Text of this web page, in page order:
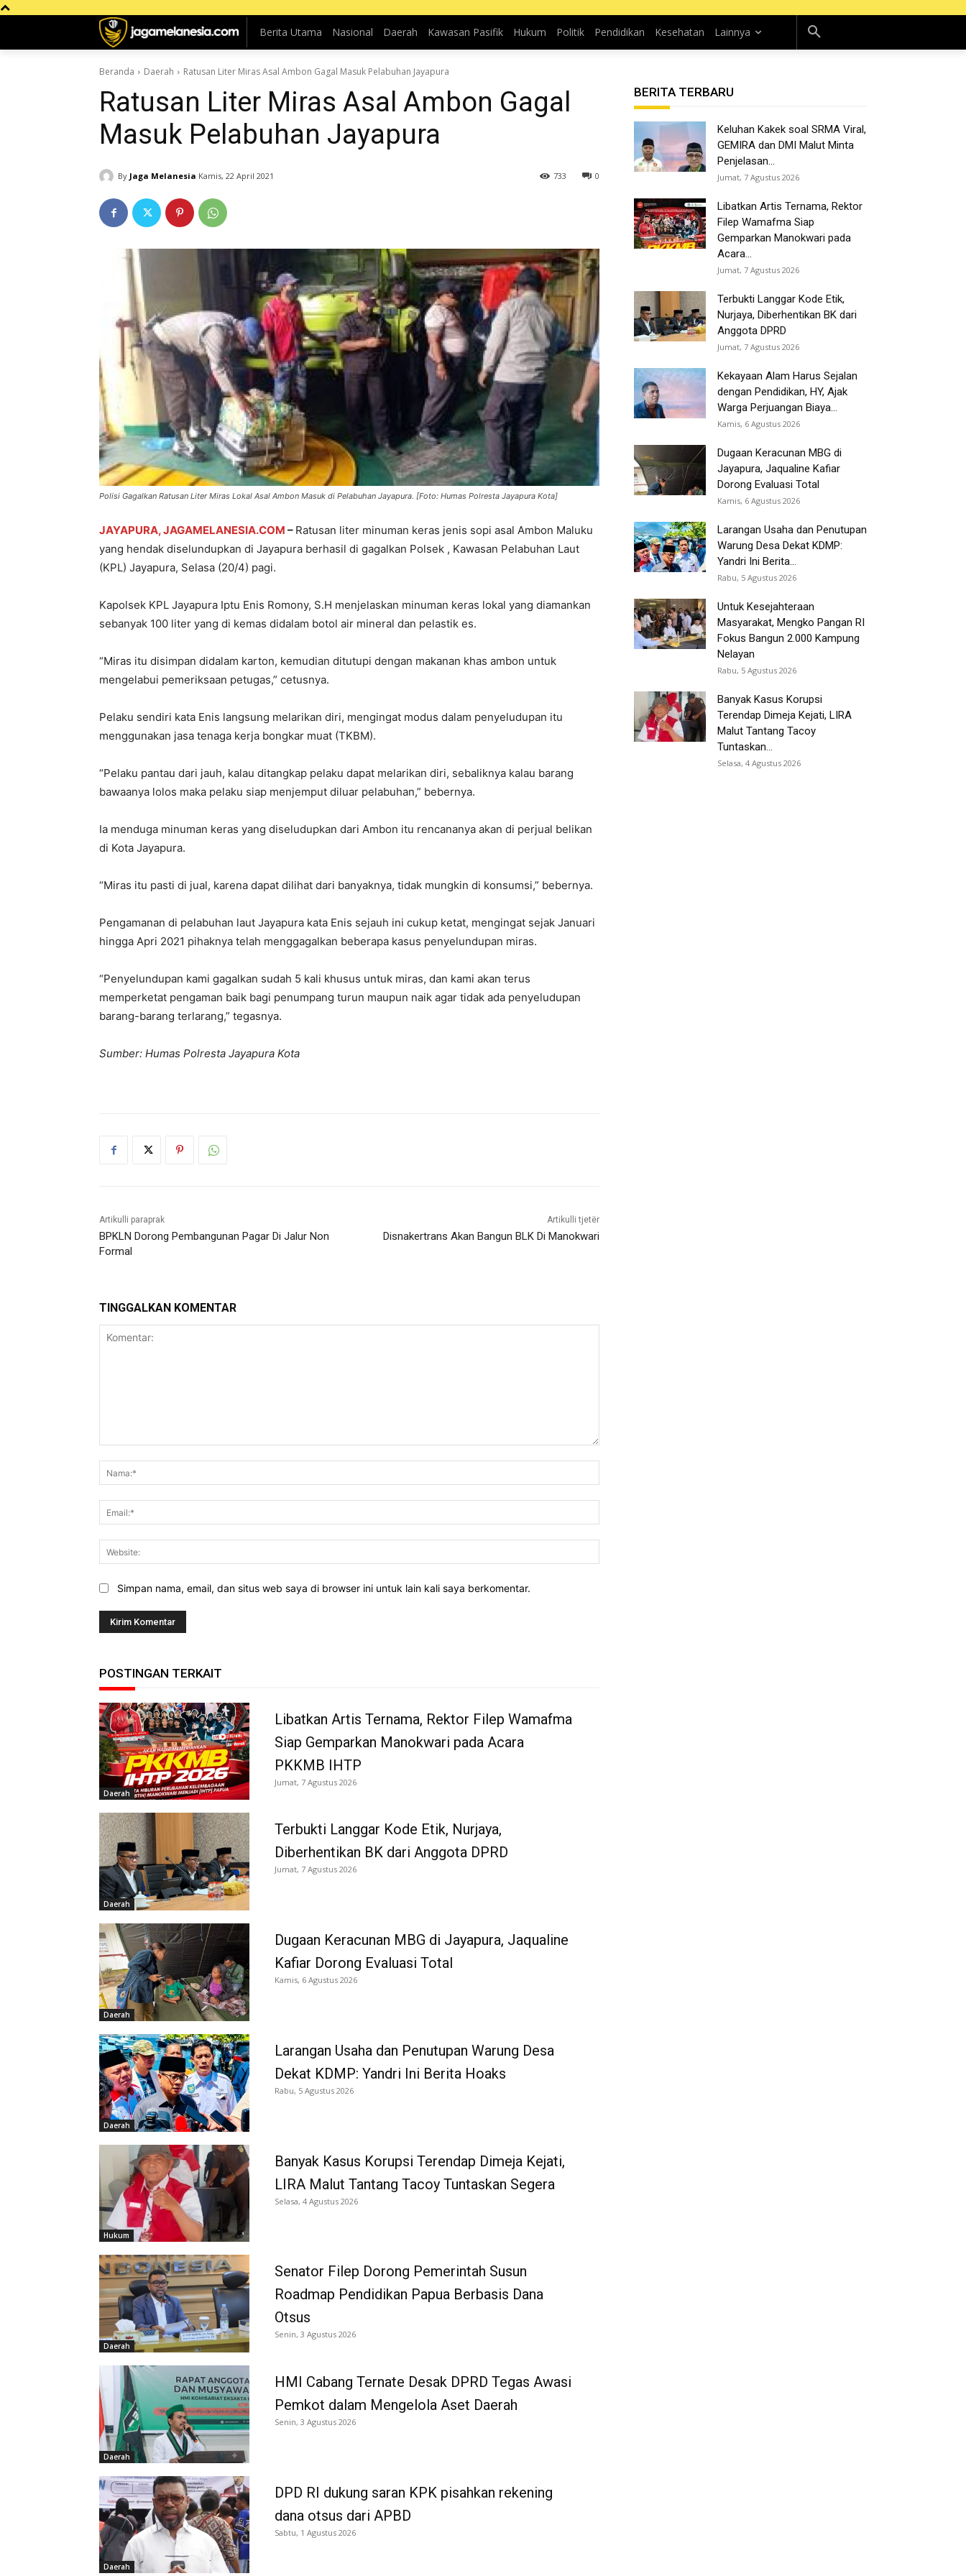
Berita Utama Nasional Daerah Kawasan Pasifik Hukum Politik Pendidikan Kesehatan Lainnya
Beranda Daerah Ratusan Liter Miras Asal Ambon Gagal Masuk Pelabuhan Jayapura
Ratusan Liter Miras Asal Ambon Gagal
Masuk Pelabuhan Jayapura
By Jaga Melanesia Kamis, 22 April 2021 0
733
Polisi Gagalkan Ratusan Liter Miras Lokal Asal Ambon Masuk di Pelabuhan Jayapura. [Foto: Humas Polresta Jayapura Kota]
JAYAPURA, JAGAMELANESIA.COM – Ratusan liter minuman keras jenis sopi asal Ambon Maluku
yang hendak diselundupkan di Jayapura berhasil di gagalkan Polsek , Kawasan Pelabuhan Laut
(KPL) Jayapura, Selasa (20/4) pagi.
Kapolsek KPL Jayapura Iptu Enis Romony, S.H menjelaskan minuman keras lokal yang diamankan
sebanyak 100 liter yang di kemas didalam botol air mineral dan pelastik es.
“Miras itu disimpan didalam karton, kemudian ditutupi dengan makanan khas ambon untuk
mengelabui pemeriksaan petugas,” cetusnya.
Pelaku sendiri kata Enis langsung melarikan diri, mengingat modus dalam penyeludupan itu
menggunakan jasa tenaga kerja bongkar muat (TKBM).
“Pelaku pantau dari jauh, kalau ditangkap pelaku dapat melarikan diri, sebaliknya kalau barang
bawaanya lolos maka pelaku siap menjemput diluar pelabuhan,” bebernya.
Ia menduga minuman keras yang diseludupkan dari Ambon itu rencananya akan di perjual belikan
di Kota Jayapura.
“Miras itu pasti di jual, karena dapat dilihat dari banyaknya, tidak mungkin di konsumsi,” bebernya.
Pengamanan di pelabuhan laut Jayapura kata Enis sejauh ini cukup ketat, mengingat sejak Januari
hingga Apri 2021 pihaknya telah menggagalkan beberapa kasus penyelundupan miras.
“Penyelundupan kami gagalkan sudah 5 kali khusus untuk miras, dan kami akan terus
memperketat pengaman baik bagi penumpang turun maupun naik agar tidak ada penyeludupan
barang-barang terlarang,” tegasnya.
Sumber: Humas Polresta Jayapura Kota
Artikulli paraprak
BPKLN Dorong Pembangunan Pagar Di Jalur Non
Formal
Artikulli tjetër
Disnakertrans Akan Bangun BLK Di Manokwari
TINGGALKAN KOMENTAR
Simpan nama, email, dan situs web saya di browser ini untuk lain kali saya berkomentar.
POSTINGAN TERKAIT
Daerah
Libatkan Artis Ternama, Rektor Filep Wamafma
Siap Gemparkan Manokwari pada Acara
PKKMB IHTP
Jumat, 7 Agustus 2026
Daerah
Terbukti Langgar Kode Etik, Nurjaya,
Diberhentikan BK dari Anggota DPRD
Jumat, 7 Agustus 2026
Daerah
Dugaan Keracunan MBG di Jayapura, Jaqualine
Kafiar Dorong Evaluasi Total
Kamis, 6 Agustus 2026
Daerah
Larangan Usaha dan Penutupan Warung Desa
Dekat KDMP: Yandri Ini Berita Hoaks
Rabu, 5 Agustus 2026
Hukum
Banyak Kasus Korupsi Terendap Dimeja Kejati,
LIRA Malut Tantang Tacoy Tuntaskan Segera
Selasa, 4 Agustus 2026
Daerah
Senator Filep Dorong Pemerintah Susun
Roadmap Pendidikan Papua Berbasis Dana
Otsus
Senin, 3 Agustus 2026
Daerah
HMI Cabang Ternate Desak DPRD Tegas Awasi
Pemkot dalam Mengelola Aset Daerah
Senin, 3 Agustus 2026
Daerah
DPD RI dukung saran KPK pisahkan rekening
dana otsus dari APBD
Sabtu, 1 Agustus 2026
BERITA TERBARU
Keluhan Kakek soal SRMA Viral,
GEMIRA dan DMI Malut Minta
Penjelasan...
Jumat, 7 Agustus 2026
Libatkan Artis Ternama, Rektor
Filep Wamafma Siap
Gemparkan Manokwari pada
Acara...
Jumat, 7 Agustus 2026
Terbukti Langgar Kode Etik,
Nurjaya, Diberhentikan BK dari
Anggota DPRD
Jumat, 7 Agustus 2026
Kekayaan Alam Harus Sejalan
dengan Pendidikan, HY, Ajak
Warga Perjuangan Biaya...
Kamis, 6 Agustus 2026
Dugaan Keracunan MBG di
Jayapura, Jaqualine Kafiar
Dorong Evaluasi Total
Kamis, 6 Agustus 2026
Larangan Usaha dan Penutupan
Warung Desa Dekat KDMP:
Yandri Ini Berita...
Rabu, 5 Agustus 2026
Untuk Kesejahteraan
Masyarakat, Mengko Pangan RI
Fokus Bangun 2.000 Kampung
Nelayan
Rabu, 5 Agustus 2026
Banyak Kasus Korupsi
Terendap Dimeja Kejati, LIRA
Malut Tantang Tacoy
Tuntaskan...
Selasa, 4 Agustus 2026